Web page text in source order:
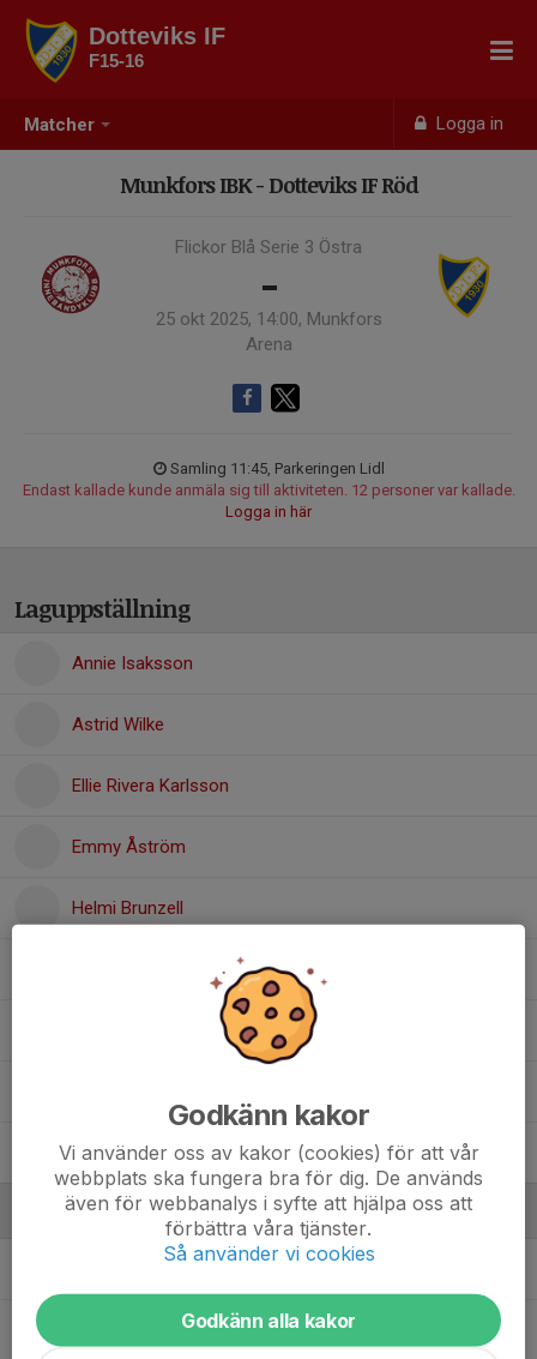
Matcher Logga in
Dotteviks IF
F15-16
Munkfors IBK - Dotteviks IF Röd
Flickor Blå Serie 3 Östra
-
25 okt 2025, 14:00, Munkfors
Arena
Samling 11:45, Parkeringen Lidl
Endast kallade kunde anmäla sig till aktiviteten. 12 personer var kallade.
Logga in här
Laguppställning
Annie Isaksson
Astrid Wilke
Ellie Rivera Karlsson
Emmy Åström
Helmi Brunzell
Tuva Krutå
Ledare
Kristin AnderssonLedare
Godkänn kakor
Vi använder oss av kakor (cookies) för att vår
webbplats ska fungera bra för dig. De används
även för webbanalys i syfte att hjälpa oss att
förbättra våra tjänster.
Så använder vi cookies
Godkänn alla kakor